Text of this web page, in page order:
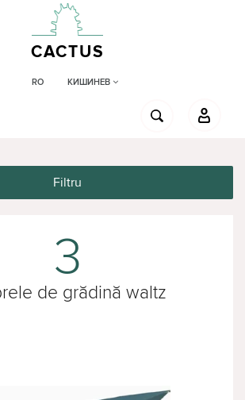
CACTUS
RO КИШИНЕВ
3
de grădină waltz
Filtru